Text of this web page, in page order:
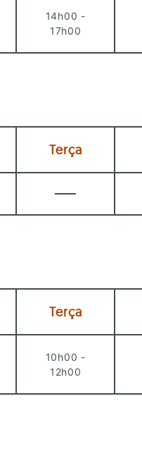
14h00 -
17h00
Terça
Terça
10h00 -
12h00